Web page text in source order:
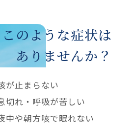
このような症状は
ありませんか？
が止まらない
切れ・呼吸が苦しい
中や朝方咳で眠れない